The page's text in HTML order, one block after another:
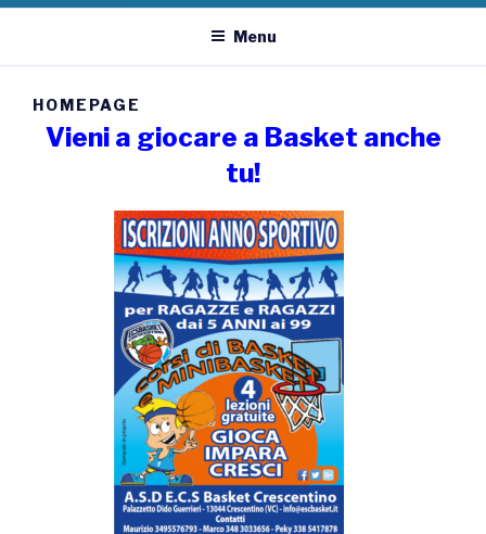
Menu
HOMEPAGE
Vieni a giocare a Basket anche
tu!